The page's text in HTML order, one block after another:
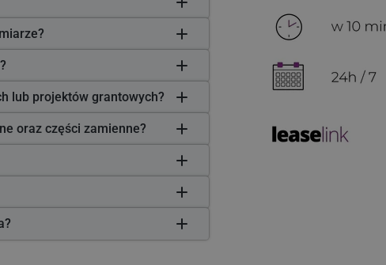
lub projektów grantowych?
oraz części zamienne?